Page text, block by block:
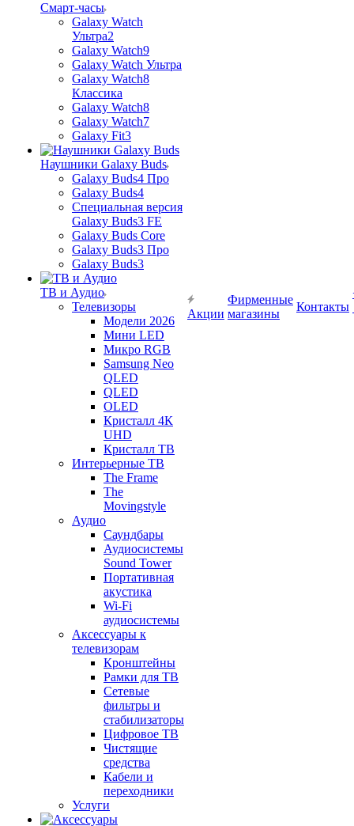
Смарт-часы
Galaxy Watch
Ультра2
Galaxy Watch9
Galaxy Watch Ультра
Galaxy Watch8
Классика
Galaxy Watch8
Galaxy Watch7
Galaxy Fit3
Наушники Galaxy Buds
Galaxy Buds4 Про
Galaxy Buds4
Специальная версия
Galaxy Buds3 FE
Galaxy Buds Core
Galaxy Buds3 Про
Galaxy Buds3
ТВ и Аудио
Телевизоры
Модели 2026
Мини LED
Микро RGB
Samsung Neo
QLED
QLED
OLED
Кристалл 4К
UHD
Кристалл ТВ
Интерьерные ТВ
The Frame
The
Movingstyle
Аудио
Саундбары
Аудиосистемы
Sound Tower
Портативная
акустика
Wi-Fi
аудиосистемы
Аксессуары к
телевизорам
Кронштейны
Рамки для ТВ
Сетевые
фильтры и
стабилизаторы
Цифровое ТВ
Чистящие
средства
Кабели и
переходники
Услуги
Акции
Фирменные
магазины
Контакты